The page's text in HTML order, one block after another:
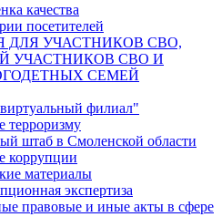
качества
посетителей
ДЛЯ УЧАСТНИКОВ СВО,
УЧАСТНИКОВ СВО И
СЕМЕЙ
филиал"
терроризму
штаб в Смоленской области
коррупции
материалы
экспертиза
правовые и иные акты в сфере